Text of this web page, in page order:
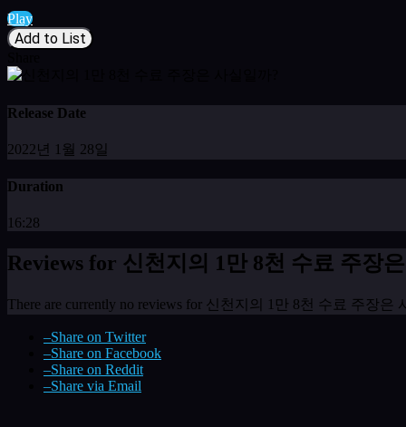
Play
Add to List
Release Date
2022년 1월 28일
Duration
16:28
Reviews for 신천지의 1만 8천 수료 주장
There are currently no reviews for 신천지의 1만 8천 수료 주장은
–Share on Twitter
–Share on Facebook
–Share on Reddit
–Share via Email